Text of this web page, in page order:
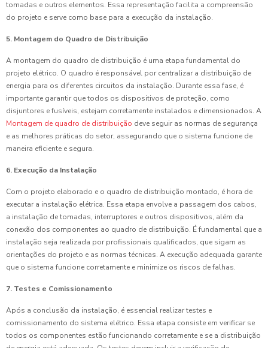
tomadas e outros elementos. Essa representação facilita a compreensão
do projeto e serve como base para a execução da instalação.
5. Montagem do Quadro de Distribuição
A montagem do quadro de distribuição é uma etapa fundamental do
projeto elétrico. O quadro é responsável por centralizar a distribuição de
energia para os diferentes circuitos da instalação. Durante essa fase, é
importante garantir que todos os dispositivos de proteção, como
disjuntores e fusíveis, estejam corretamente instalados e dimensionados. A
Montagem de quadro de distribuição deve seguir as normas de segurança
e as melhores práticas do setor, assegurando que o sistema funcione de
maneira eficiente e segura.
6. Execução da Instalação
Com o projeto elaborado e o quadro de distribuição montado, é hora de
executar a instalação elétrica. Essa etapa envolve a passagem dos cabos,
a instalação de tomadas, interruptores e outros dispositivos, além da
conexão dos componentes ao quadro de distribuição. É fundamental que a
instalação seja realizada por profissionais qualificados, que sigam as
orientações do projeto e as normas técnicas. A execução adequada garante
que o sistema funcione corretamente e minimize os riscos de falhas.
7. Testes e Comissionamento
Após a conclusão da instalação, é essencial realizar testes e
comissionamento do sistema elétrico. Essa etapa consiste em verificar se
todos os componentes estão funcionando corretamente e se a distribuição